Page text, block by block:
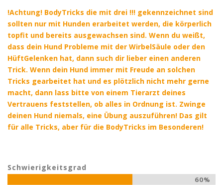
!Achtung! BodyTricks die mit drei !!! gekennzeichnet sind
sollten nur mit Hunden erarbeitet werden, die körperlich
topfit und bereits ausgewachsen sind. Wenn du weißt,
dass dein Hund Probleme mit der WirbelSäule oder den
HüftGelenken hat, dann such dir lieber einen anderen
Trick. Wenn dein Hund immer mit Freude an solchen
Tricks gearbeitet hat und es plötzlich nicht mehr gerne
macht, dann lass bitte von einem Tierarzt deines
Vertrauens feststellen, ob alles in Ordnung ist. Zwinge
deinen Hund niemals, eine Übung auszuführen! Das gilt
für alle Tricks, aber für die BodyTricks im Besonderen!
Schwierigkeitsgrad
60%